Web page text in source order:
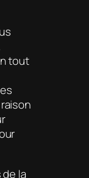
tout
raison
la